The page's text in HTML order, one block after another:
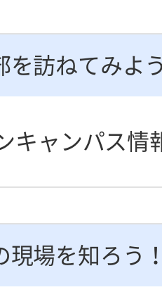
を訪ねてみよ
キャンパス情
現場を知ろう